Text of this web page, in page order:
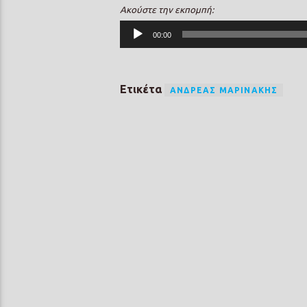
Ακούστε την εκπομπή:
Πρόγραμμα
Αναπαραγωγής
00:00
Ετικέτα ΑΝΔΡΈΑΣ ΜΑΡΙΝΆΚΗΣ